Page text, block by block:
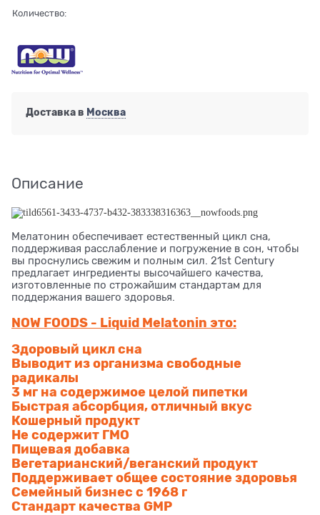
Количество:
Доставка в Москва
Описание
Мелатонин обеспечивает естественный цикл сна,
поддерживая расслабление и погружение в сон, чтобы
вы проснулись свежим и полным сил. 21st Century
предлагает ингредиенты высочайшего качества,
изготовленные по строжайшим стандартам для
поддержания вашего здоровья.
NOW FOODS - Liquid Melatonin это:
Здоровый цикл сна
Выводит из организма свободные
радикалы
3 мг на содержимое целой пипетки
Быстрая абсорбция, отличный вкус
Кошерный продукт
Не содержит ГМО
Пищевая добавка
Вегетарианский/веганский продукт
Поддерживает общее состояние здоровья
Семейный бизнес с 1968 г
Стандарт качества GMP